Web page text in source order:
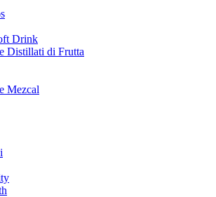
Drink
Distillati di Frutta
Mezcal